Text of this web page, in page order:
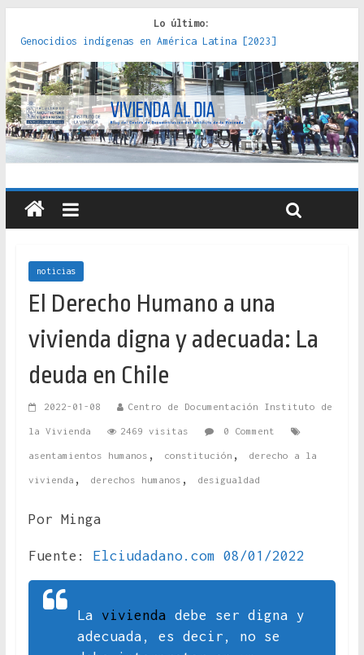
Lo último:
Genocidios indígenas en América Latina [2023]
Estudios sobre la espacialización de los Estados :
políticas, prácticas y representaciones [2022]
Donde el pedernal choca con el acero : hacia una teoría
crítica de las fronteras latinoamericanas [2020]
Criterios técnicos para una vivienda adecuada [2019]
Red de consultorios de la Caja del Seguro Obrero en
Santiago : un patrimonio emblemático [2014]
noticias
El Derecho Humano a una
vivienda digna y adecuada: La
deuda en Chile
2022-01-08 Centro de Documentación Instituto de
la Vivienda 2469 visitas 0 Comment
asentamientos humanos , constitución , derecho a la
vivienda , derechos humanos , desigualdad
Por Minga
Fuente: Elciudadano.com 08/01/2022
La vivienda debe ser digna y
adecuada, es decir, no se